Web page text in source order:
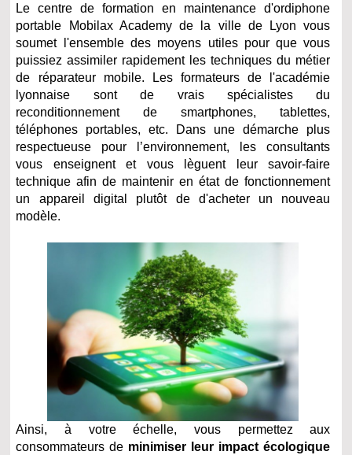
Le centre de formation en maintenance d'ordiphone
portable Mobilax Academy de la ville de Lyon vous
soumet l'ensemble des moyens utiles pour que vous
puissiez assimiler rapidement les techniques du métier
de réparateur mobile. Les formateurs de l'académie
lyonnaise sont de vrais spécialistes du
reconditionnement de smartphones, tablettes,
téléphones portables, etc. Dans une démarche plus
respectueuse pour l’environnement, les consultants
vous enseignent et vous lèguent leur savoir-faire
technique afin de maintenir en état de fonctionnement
un appareil digital plutôt de d'acheter un nouveau
modèle.
Ainsi, à votre échelle, vous permettez aux
consommateurs de minimiser leur impact écologique